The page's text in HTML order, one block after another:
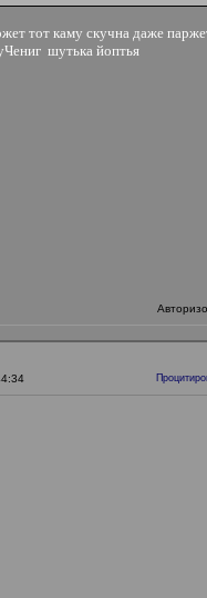
тот каму скучна даже
шутька йоптья